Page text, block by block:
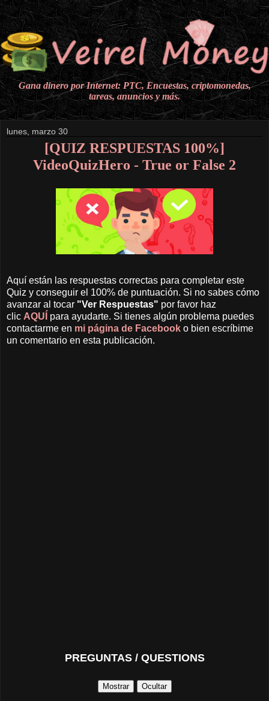
Gana dinero por Internet: PTC, Encuestas, criptomonedas,
tareas, anuncios y más.
lunes, marzo 30
[QUIZ RESPUESTAS 100%]
VideoQuizHero - True or False 2
Aquí están las respuestas correctas para completar este
Quiz y conseguir el 100% de puntuación. Si no sabes cómo
avanzar al tocar "Ver Respuestas" por favor haz
clic AQUÍ para ayudarte. Si tienes algún problema puedes
contactarme en mi página de Facebook o bien escríbime
un comentario en esta publicación.
PREGUNTAS / QUESTIONS